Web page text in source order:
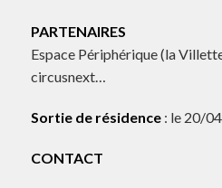
PARTENAIRES
Espace Périphérique (la
circusnext…
Sortie de résidence: le 20/
CONTACT